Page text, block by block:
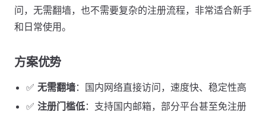
问，无需翻墙，也不需要复杂的注册流程，非常适合新手
和日常使用。
方案优势 ​
✅ 无需翻墙：国内网络直接访问，速度快、稳定性高
✅ 注册门槛低：支持国内邮箱，部分平台甚至免注册